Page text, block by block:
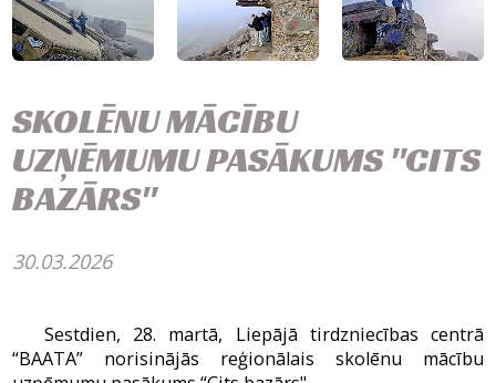
SKOLĒNU MĀCĪBU
UZŅĒMUMU PASĀKUMS "CITS
BAZĀRS"
30.03.2026
Sestdien, 28. martā, Liepājā tirdzniecības centrā
“BAATA” norisinājās reģionālais skolēnu mācību